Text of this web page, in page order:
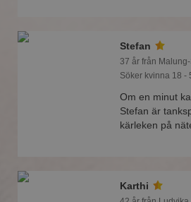
Stefan
37 år från
Söker kvinna 18 -
Om en minut
Stefan är
kärleken på
Karthi